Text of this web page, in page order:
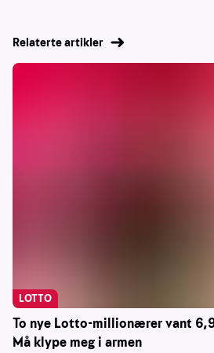
Relaterte artikler
To nye Lotto-millionærer vant
Må klype meg i armen
LOTTO